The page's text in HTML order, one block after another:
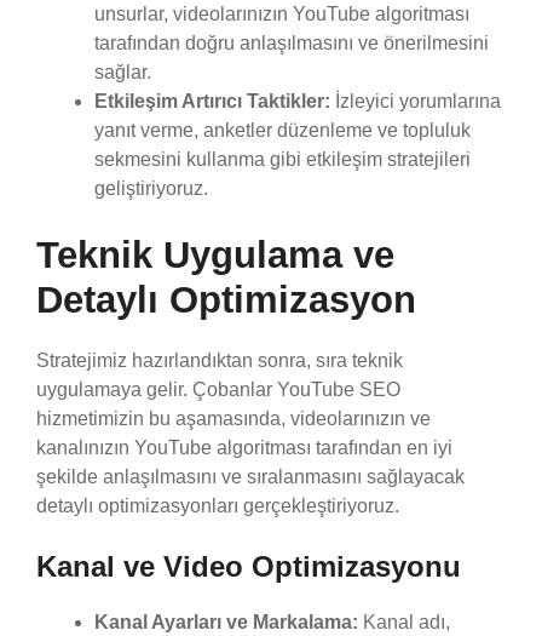
unsurlar, videolarınızın YouTube algoritması
tarafından doğru anlaşılmasını ve önerilmesini
sağlar.
Etkileşim Artırıcı Taktikler: İzleyici yorumlarına
yanıt verme, anketler düzenleme ve topluluk
sekmesini kullanma gibi etkileşim stratejileri
geliştiriyoruz.
Teknik Uygulama ve
Detaylı Optimizasyon
Stratejimiz hazırlandıktan sonra, sıra teknik
uygulamaya gelir. Çobanlar YouTube SEO
hizmetimizin bu aşamasında, videolarınızın ve
kanalınızın YouTube algoritması tarafından en iyi
şekilde anlaşılmasını ve sıralanmasını sağlayacak
detaylı optimizasyonları gerçekleştiriyoruz.
Kanal ve Video Optimizasyonu
Kanal Ayarları ve Markalama: Kanal adı,